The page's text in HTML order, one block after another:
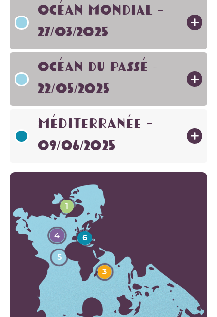
Océan Mondial -
27/03/2025
Océan du passé -
22/05/2025
Méditerranée -
09/06/2025
1
3
4
5
6